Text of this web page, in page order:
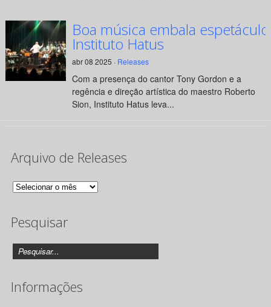
Boa música embala
Instituto Hatus
abr 08 2025 · Releases
Com a presença do cantor Tony Gordon e a
regência e direção artística do maestro Roberto
Sion, Instituto Hatus leva...
Arquivo de Releases
Arquivo
Releases
Pesquisar
Informações